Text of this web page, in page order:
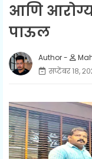
आणि आरोग्य
पाऊल
सप्टेंबर १८,